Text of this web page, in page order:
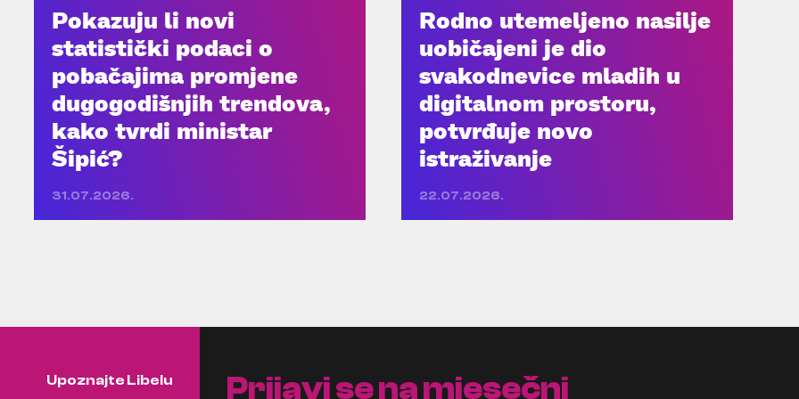
Pokazuju li novi
statistički podaci o
pobačajima promjene
dugogodišnjih trendova,
kako tvrdi ministar
Šipić?
31.07.2026.
Rodno utemeljeno nasilje
uobičajeni je dio
svakodnevice mladih u
digitalnom prostoru,
potvrđuje novo
istraživanje
22.07.2026.
Upoznajte Libelu Prijavi se na mjesečni